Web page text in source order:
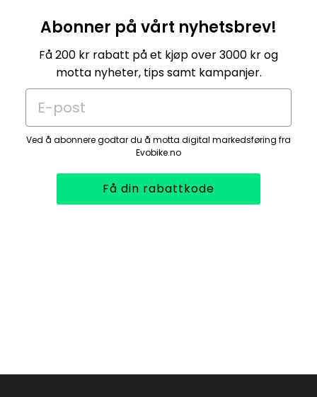
Abonner på vårt nyhetsbrev!
Få 200 kr rabatt på et kjøp over 3000 kr og
motta nyheter, tips samt kampanjer.
E-post
Ved å abonnere godtar du å motta digital markedsføring fra
Evobike.no
Få din rabattkode